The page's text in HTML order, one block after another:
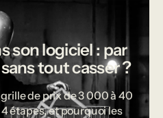
son logiciel : par
tout casser ?
de prix de 3 000 à 40
étapes, et pourquoi les